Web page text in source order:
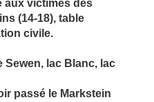
aux victimes des
(14-18), table
civile.
Sewen, lac Blanc, lac
passé le Markstein